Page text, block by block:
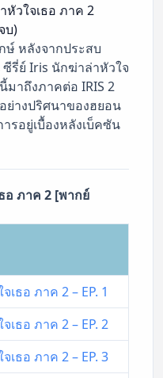
หัวใจเธอ ภาค 2
บ)
หลังจากประสบ
รี่ย์ Iris นักฆ่าล่าหัวใจ
มาถึงภาคต่อ IRIS 2
อย่างปริศนาของฮยอน
รอยู่เบื้องหลังเบ็คซัน
อ ภาค 2 [พากย์
เธอ ภาค 2 – EP. 1
เธอ ภาค 2 – EP. 2
เธอ ภาค 2 – EP. 3